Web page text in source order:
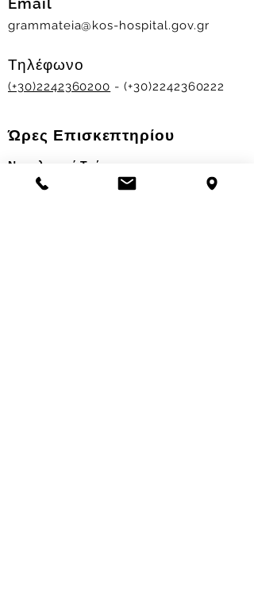
grammateia@kos-hospital.gov.gr
Τηλέφωνο
(+30)2242360200 - (+30)2242360222
Ώρες Επισκεπτηρίου
Νοσηλευτικά Τμήματα
Χειμερινό ωράριο: 11.00-13.00
17.30-19.30